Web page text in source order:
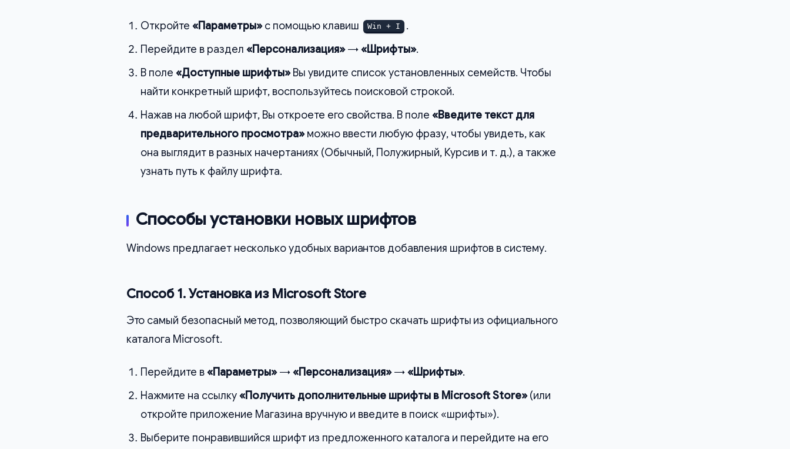
Откройте «Параметры»с помощью клавиш Win + I
.
Перейдите в раздел «Персонализация»→«Шрифты».
В поле «Доступные шрифты»Вы увидите список установленных семейств. Чтобы
найти конкретный шрифт, воспользуйтесь поисковой строкой.
Нажав на любой шрифт, Вы откроете его свойства. В поле «Введите текст для
предварительного просмотра»можно ввести любую фразу, чтобы увидеть, как
она выглядит в разных начертаниях (Обычный, Полужирный, Курсив и т. д.), а также
узнать путь к файлу шрифта.
Способы установки новых шрифтов
Windows предлагает несколько удобных вариантов добавления шрифтов в систему.
Способ 1. Установка из Microsoft Store
Это самый безопасный метод, позволяющий быстро скачать шрифты из официального
каталога Microsoft.
Перейдите в«Параметры»→«Персонализация»→«Шрифты».
Нажмите на ссылку«Получить дополнительные шрифты в Microsoft Store»(или
откройте приложение Магазина вручную и введите в поиск «шрифты»).
Выберите понравившийся шрифт из предложенного каталога и перейдите на его